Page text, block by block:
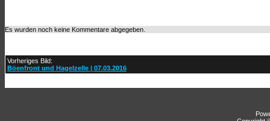
Es wurden noch keine Kommentare abgegeben.
Vorheriges Bild:
Böenfront und Hagelzelle | 07.03.2016